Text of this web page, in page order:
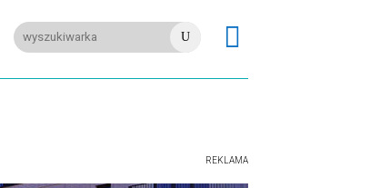
U 
REKLAMA